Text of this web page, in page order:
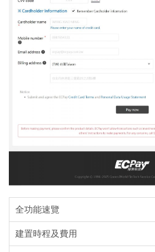
全功能速覽
建置時程及費用